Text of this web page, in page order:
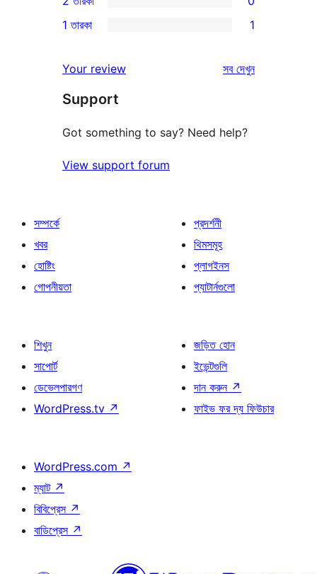
স্টার
রিভিউ
3-
স্টার
2-
রিভিউ
স্টার
রিভিউ
1 তারকা 1
Your review সবরিভিউ
দেখুন
Support
Got something to say? Need help?
View support forum
সম্পর্কে
খবর
হোষ্টিং
গোপনীয়তা
প্রদর্শনী
থিমসমূহ
প্লাগইনস
প্যাটার্নগুলো
শিখুন
সাপোর্ট
ডেভেলপারগণ
WordPress.tv ↗
জড়িত হোন
ইভেন্টগুলি
দান করুন ↗
ফাইভ ফর দ্য ফিউচার
WordPress.com ↗
ম্যাট ↗
বিবিপ্রেস ↗
বাডিপ্রেস ↗